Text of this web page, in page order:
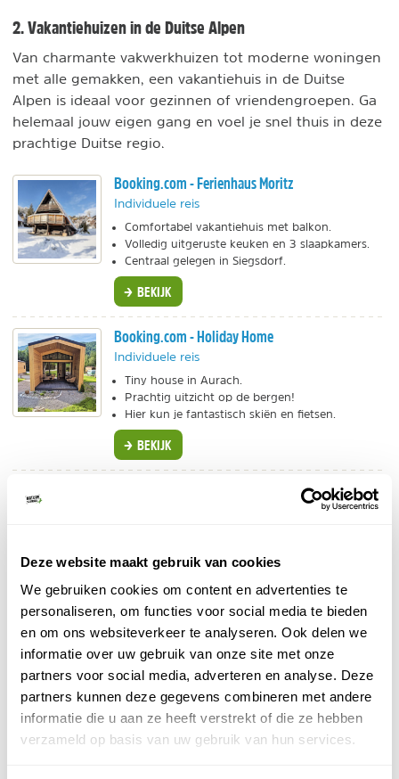
Deze website maakt gebruik van cookies
We gebruiken cookies om content en advertenties te
personaliseren, om functies voor social media te bieden
en om ons websiteverkeer te analyseren. Ook delen we
informatie over uw gebruik van onze site met onze
partners voor social media, adverteren en analyse. Deze
partners kunnen deze gegevens combineren met andere
informatie die u aan ze heeft verstrekt of die ze hebben
verzameld op basis van uw gebruik van hun services.
2. Vakantiehuizen in de Duitse Alpen
Van charmante vakwerkhuizen tot moderne woningen
met alle gemakken, een vakantiehuis in de Duitse
Alpen is ideaal voor gezinnen of vriendengroepen. Ga
helemaal jouw eigen gang en voel je snel thuis in deze
prachtige Duitse regio.
Booking.com - Ferienhaus Moritz
Individuele reis
Comfortabel vakantiehuis met balkon.
Volledig uitgeruste keuken en 3 slaapkamers.
Centraal gelegen in Siegsdorf.
BEKIJK
Booking.com - Holiday Home
Individuele reis
Tiny house in Aurach.
Prachtig uitzicht op de bergen!
Hier kun je fantastisch skiën en fietsen.
BEKIJK
een beetje comfort? Dan zijn er genoeg bijzondere
appartementen te vinden. Kijk eens naar onze selectie
hieronder!
Booking.com - Chalet Hüttentraum
Knus houten appartement met keuken.
Hier kom je écht tot rust.
Zeer vriendelijke gastvrouw.